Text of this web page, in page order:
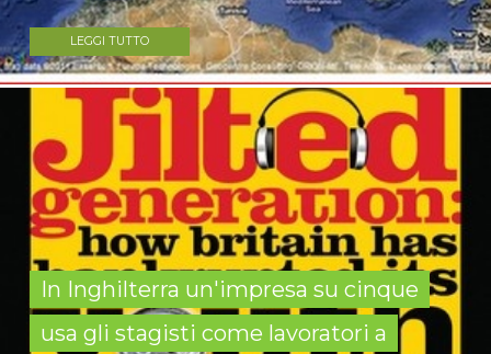
LEGGI TUTTO
In Inghilterra un'impresa su cinque
usa gli stagisti come lavoratori a